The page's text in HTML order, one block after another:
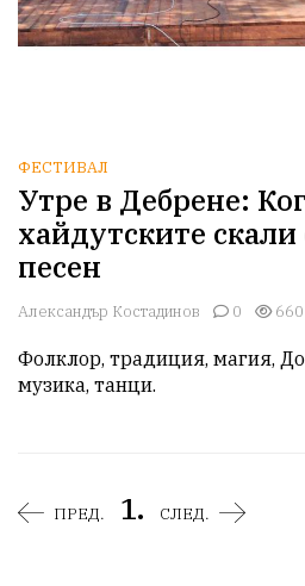
ФЕСТИВАЛ
Утре в Дебрене:
хайдутските
песен
Александър Костадинов 0 660
Фолклор, традиция, магия,
музика, танци.
ПРЕД. 1. СЛЕД.